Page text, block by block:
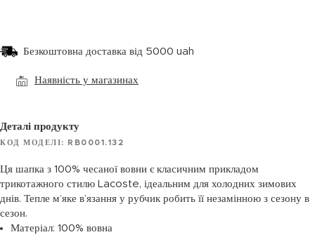
Безкоштовна доставка від 5000 uah
Наявність у магазинах
Деталі продукту
КОД МОДЕЛІ: RB0001.132
Ця шапка з 100% чесаної вовни є класичним прикладом
трикотажного стилю Lacoste, ідеальним для холодних зимових
днів. Тепле м’яке в’язання у рубчик робить її незамінною з сезону в
сезон.
Матеріал: 100% вовна